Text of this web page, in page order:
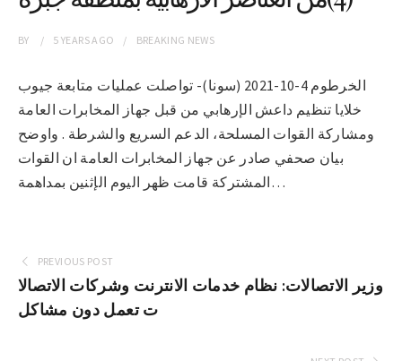
BY 5 YEARSAGO BREAKING NEWS
الخرطوم 4-10-2021 (سونا)- تواصلت عمليات متابعة جيوب
خلايا تنظيم داعش الإرهابي من قبل جهاز المخابرات العامة
ومشاركة القوات المسلحة، الدعم السريع والشرطة . واوضح
بيان صحفي صادر عن جهاز المخابرات العامة ان القوات
المشتركة قامت ظهر اليوم الإثنين بمداهمة…
PREVIOUS POST
وزير الاتصالات: نظام خدمات الانترنت وشركات الاتصالا
ت تعمل دون مشاكل